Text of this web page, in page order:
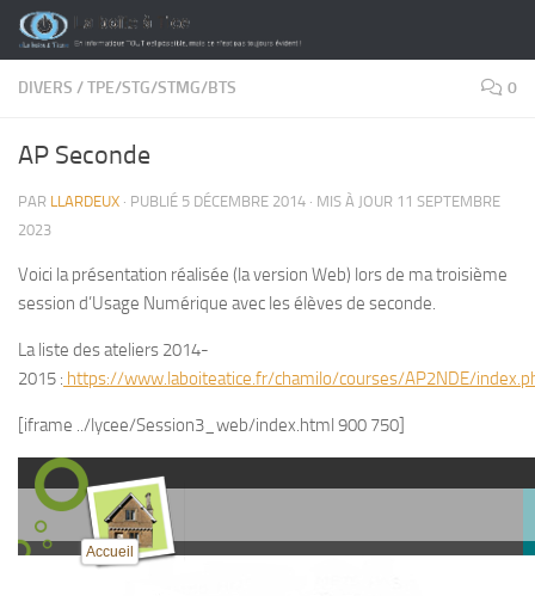
Skip to content
DIVERS /TPE/STG/STMG/BTS 0
AP Seconde
PAR LLARDEUX · PUBLIÉ 5 DÉCEMBRE 2014 · MIS À JOUR 11 SEPTEMBRE
2023
Voici la présentation réalisée (la version Web) lors de ma troisième
session d’Usage Numérique avec les élèves de seconde.
La liste des ateliers 2014-
2015 : https://www.laboiteatice.fr/chamilo/courses/AP2NDE/
[iframe ../lycee/Session3_web/index.html 900 750]